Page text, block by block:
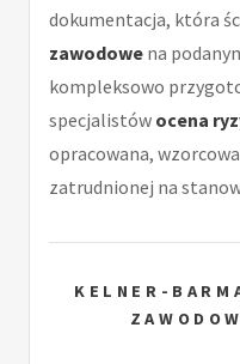
dokumentacja, która
zawodowe na
kompleksowo
specjalistów ocena
opracowana,
zatrudnionej na
KELNER-